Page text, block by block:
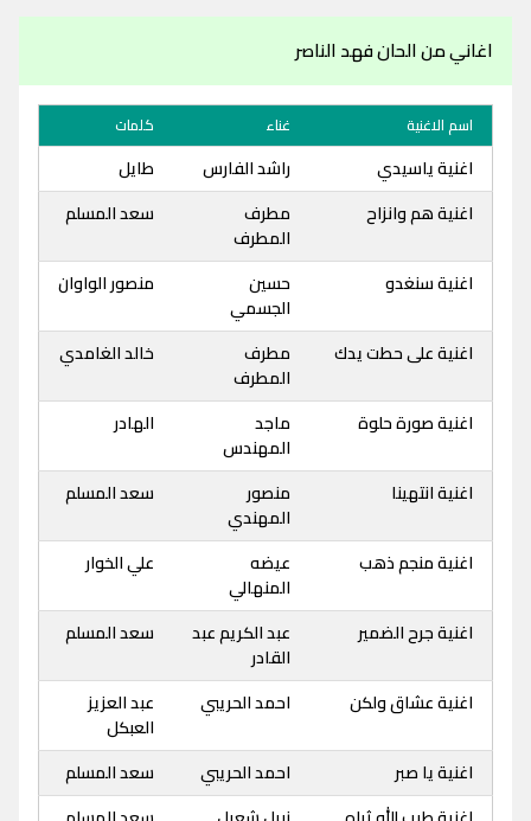
اغاني من الحان فهد الناصر
اسم الاغنية غناء كلمات
اغنية ياسيدي راشد الفارس
طايل
اغنية هم وانزاح
مطرف
المطرف
سعد المسلم
اغنية سنغدو
حسين
الجسمي
منصور الواوان
اغنية على حطت يدك
مطرف
المطرف
خالد الغامدي
اغنية صورة حلوة
ماجد
المهندس
الهادر
اغنية انتهينا
منصور
المهندي
سعد المسلم
اغنية منجم ذهب
عيضه
المنهالي
علي الخوار
اغنية جرح الضمير
عبد الكريم عبد
القادر
سعد المسلم
اغنية عشاق ولكن احمد الحريبي
عبد العزيز
العبكل
اغنية يا صبر
احمد الحريبي
سعد المسلم